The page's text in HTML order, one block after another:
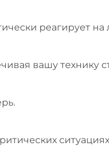
реагирует
вашу технику